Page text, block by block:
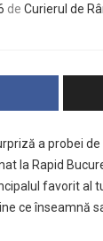
de Curierul de
a probei
la Rapid
favorit al
ce înseamnă